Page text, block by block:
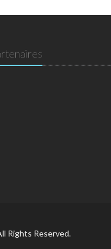
Rights Reserved.